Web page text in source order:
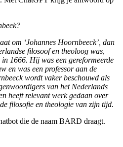
om ‘Johannes Hoornbeeck’, dan
filosoof en theoloog was,
1666. Hij was een gereformeerde
en was een professor aan de
wordt vaker beschouwd als
van het Nederlands
heeft relevant werk gedaan over
filosofie en theologie van zijn tijd.
die de naam BARD draagt.